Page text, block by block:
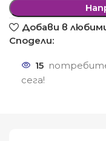
Добави в
Сподели:
15
сега!